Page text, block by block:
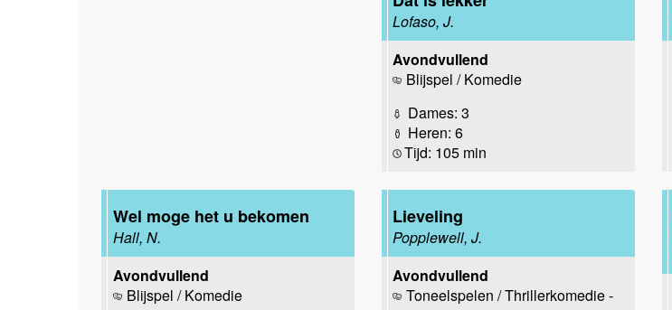
Lofaso, J.
Avondvullend
Blijspel / Komedie
Dames: 3
Heren: 6
Tijd: 105 min
Wel moge het u bekomen
Hall, N.
Avondvullend
Blijspel / Komedie
Lieveling
Popplewell, J.
Avondvullend
Toneelspelen / Thrillerkomedie -